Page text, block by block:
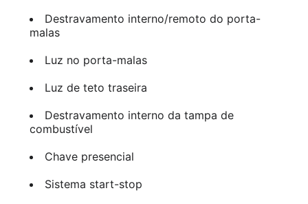
Destravamento interno/remoto do porta-
malas
Luz no porta-malas
Luz de teto traseira
Destravamento interno da tampa de
combustível
Chave presencial
Sistema start-stop